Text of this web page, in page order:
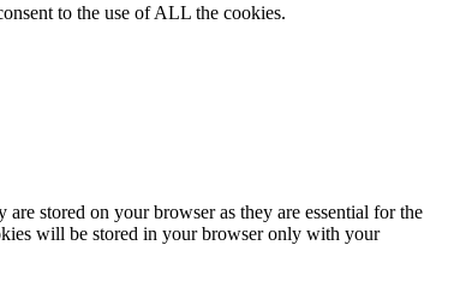
to the use of ALL the cookies.
stored on your browser as they are essential for the
will be stored in your browser only with your